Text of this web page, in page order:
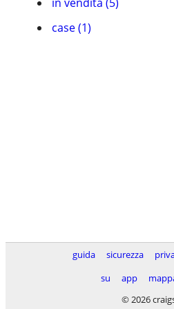
case (1)
guida sicurezza
su
app
© 2026